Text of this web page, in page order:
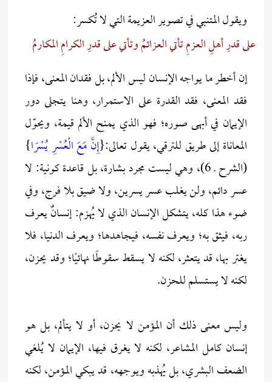
ويقول المتنبي في تصوير العزيمة التي لا تُكسر:
على قدرِ أهلِ العزمِ تأتي العزائمُوتأتي على قدرِ الكرامِ المكارمُ
إن أخطر ما يواجه الإنسان ليس الألم، بل فقدان المعنى، فإذا
فقد المعنى، فقد القدرة على الاستمرار، وهنا يتجلى دور
الإيمان في أبهى صوره؛ فهو الذي يمنح الألم قيمة، ويحوّل
المعاناة إلى طريق للترقي، يقول تعالى:{إِنَّ مَعَ الْعُسْرِ يُسْرًا}
(الشرح ـ 6)، وهي ليست مجرد بشارة، بل قاعدة كونية: لا
عسر دائم، ولن يغلب عسر يسرين، ولا ضيق بلا فرج، وفي
ضوء هذا كله، يتشكل الإنسان الذي لا يُهزم: إنسانٌ يعرف
ربه، فيثق به؛ ويعرف نفسه، فيجاهدها؛ ويعرف الدنيا، فلا
يغتر بها، قد يتعثر، لكنه لا يسقط سقوطًا نهائيًا؛ وقد يحزن،
لكنه لا يستسلم للحزن.
وليس معنى ذلك أن المؤمن لا يحزن، أو لا يتألم، بل هو
إنسان كامل المشاعر، لكنه لا يغرق فيها، الإيمان لا يُلغي
الضعف البشري، بل يُهذبه ويوجهه، قد يبكي المؤمن، لكنه